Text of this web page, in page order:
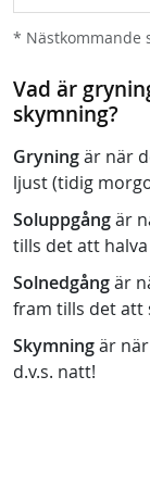
* Nästkommande
Vad är
skymning?
Gryningär när
ljust (tidig
Soluppgångär
tills det att
Solnedgångär
fram tills det att
Skymningär
d.v.s. natt!